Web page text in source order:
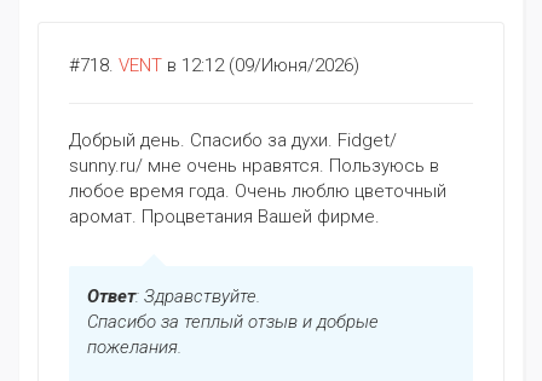
#718. VENT в 12:12 (09/Июня/2026)
Добрый день. Спасибо за духи. Fidget/
sunny.ru/ мне очень нравятся. Пользуюсь в
любое время года. Очень люблю цветочный
аромат. Процветания Вашей фирме.
Ответ: Здравствуйте.
Спасибо за теплый отзыв и добрые
пожелания.